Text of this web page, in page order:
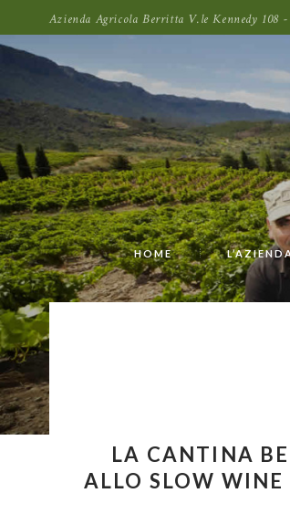
Azienda Agricola Berritta V.le Kennedy 108
HOME
LA CANTINA
ALLO SLOW